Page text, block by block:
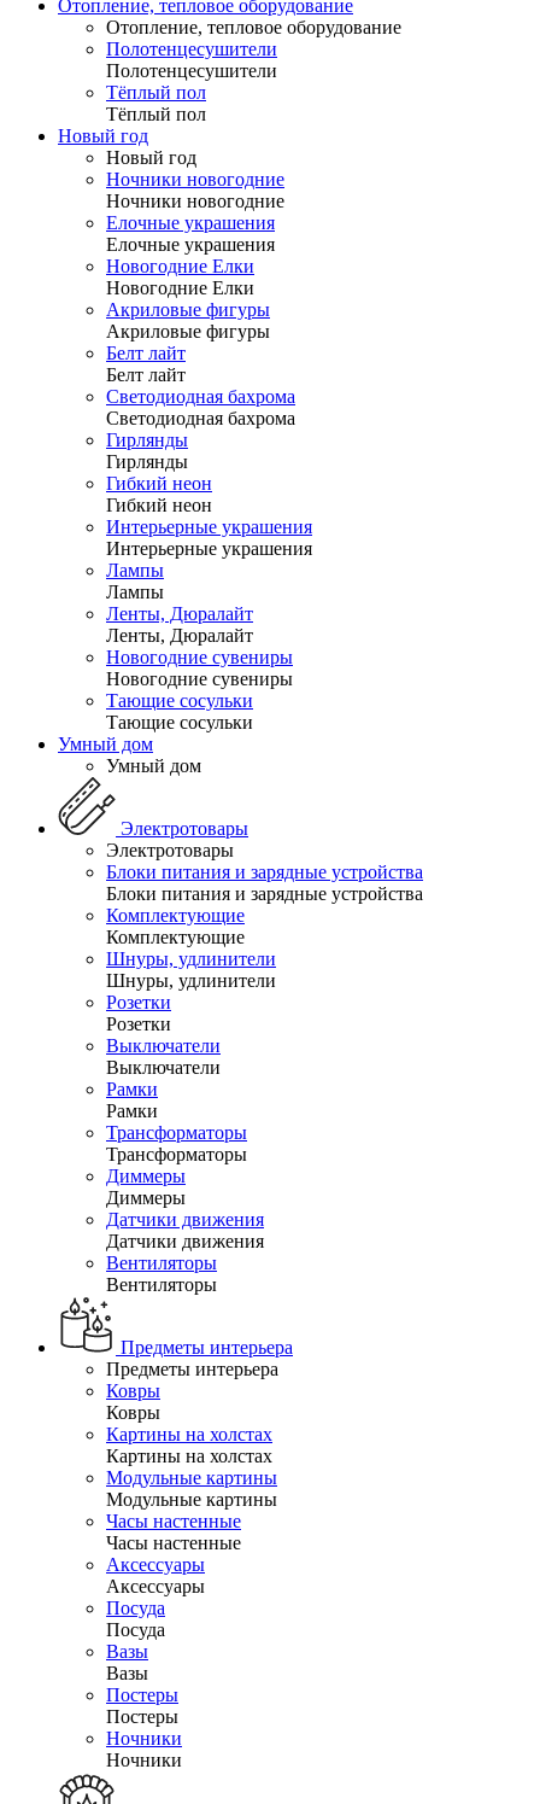
Отопление, тепловое оборудование
Отопление, тепловое оборудование
Полотенцесушители
Полотенцесушители
Тёплый пол
Тёплый пол
Новый год
Новый год
Ночники новогодние
Ночники новогодние
Елочные украшения
Елочные украшения
Новогодние Елки
Новогодние Елки
Акриловые фигуры
Акриловые фигуры
Белт лайт
Белт лайт
Светодиодная бахрома
Светодиодная бахрома
Гирлянды
Гирлянды
Гибкий неон
Гибкий неон
Интерьерные украшения
Интерьерные украшения
Лампы
Лампы
Ленты, Дюралайт
Ленты, Дюралайт
Новогодние сувениры
Новогодние сувениры
Тающие сосульки
Тающие сосульки
Умный дом
Умный дом
Электротовары
Электротовары
Блоки питания и зарядные устройства
Блоки питания и зарядные устройства
Комплектующие
Комплектующие
Шнуры, удлинители
Шнуры, удлинители
Розетки
Розетки
Выключатели
Выключатели
Рамки
Рамки
Трансформаторы
Трансформаторы
Диммеры
Диммеры
Датчики движения
Датчики движения
Вентиляторы
Вентиляторы
Предметы интерьера
Предметы интерьера
Ковры
Ковры
Картины на холстах
Картины на холстах
Модульные картины
Модульные картины
Часы настенные
Часы настенные
Аксессуары
Аксессуары
Посуда
Посуда
Вазы
Вазы
Постеры
Постеры
Ночники
Ночники